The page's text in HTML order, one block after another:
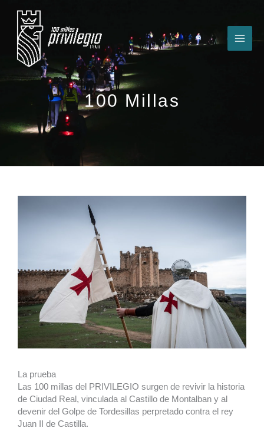
contenido
100 Millas
La prueba
Las 100 millas del PRIVILEGIO surgen de revivir la historia
de Ciudad Real, vinculada al Castillo de Montalban y al
devenir del Golpe de Tordesillas perpretado contra el rey
Juan II de Castilla.